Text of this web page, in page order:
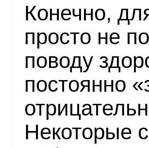
Конечно,
просто не
поводу
постоянно
Некоторые